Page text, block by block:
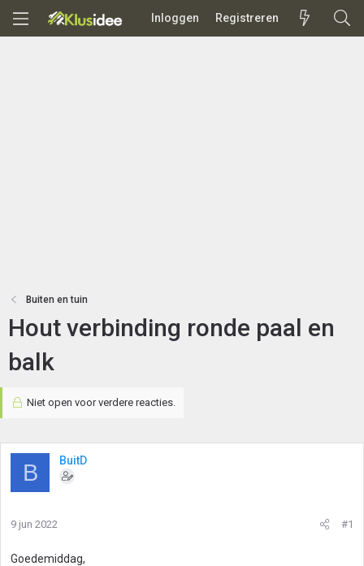
Inloggen Registreren
Buiten en tuin
Hout verbinding ronde paal en
balk
Niet open voor verdere reacties.
B BuitD
9 jun 2022 #1
Goedemiddag,